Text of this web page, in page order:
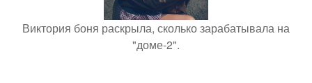
Виктория боня раскрыла, сколько зарабатывала на
"доме-2".